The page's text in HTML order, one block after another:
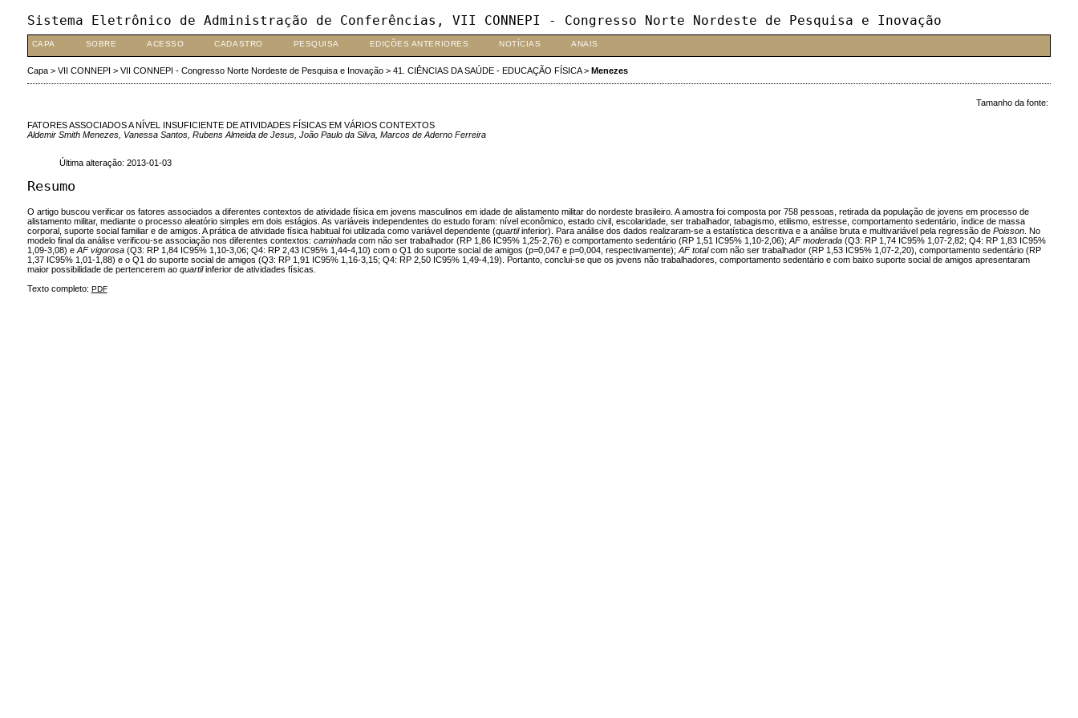
Sistema Eletrônico de Administração de Conferências, VII CONNEPI - Congresso Norte Nordeste de Pesquisa e Inovação
CAPA SOBRE ACESSO CADASTRO PESQUISA EDIÇÕES ANTERIORES NOTÍCIAS ANAIS
Capa> VII CONNEPI > VII CONNEPI - Congresso Norte Nordeste de Pesquisa e Inovação> 41. CIÊNCIAS DA SAÚDE - EDUCAÇÃO FÍSICA> Menezes
Tamanho da fonte:
FATORES ASSOCIADOS A NÍVEL INSUFICIENTE DE ATIVIDADES FÍSICAS EM VÁRIOS CONTEXTOS
Aldemir Smith Menezes, Vanessa Santos, Rubens Almeida de Jesus, João Paulo da Silva, Marcos de Aderno Ferreira
Última alteração: 2013-01-03
Resumo
O artigo buscou verificar os fatores associados a diferentes contextos de atividade física em jovens masculinos em idade de alistamento militar do nordeste brasileiro. A amostra foi composta por 758 pessoas, retirada da população de jovens em processo de
alistamento militar, mediante o processo aleatório simples em dois estágios. As variáveis independentes do estudo foram: nível econômico, estado civil, escolaridade, ser trabalhador, tabagismo, etilismo, estresse, comportamento sedentário, índice de massa
corporal, suporte social familiar e de amigos. A prática de atividade física habitual foi utilizada como variável dependente (quartilinferior). Para análise dos dados realizaram-se a estatística descritiva e a análise bruta e multivariável pela regressão de Poisson. No
modelo final da análise verificou-se associação nos diferentes contextos: caminhadacom não ser trabalhador (RP 1,86 IC95% 1,25-2,76) e comportamento sedentário (RP 1,51 IC95% 1,10-2,06); AF moderada(Q3: RP 1,74 IC95% 1,07-2,82; Q4: RP 1,83 IC95%
1,09-3,08) e AF vigorosa(Q3: RP 1,84 IC95% 1,10-3,06; Q4: RP 2,43 IC95% 1,44-4,10) com o Q1 do suporte social de amigos (p=0,047 e p=0,004, respectivamente); AF totalcom não ser trabalhador (RP 1,53 IC95% 1,07-2,20), comportamento sedentário (RP
1,37 IC95% 1,01-1,88) e o Q1 do suporte social de amigos (Q3: RP 1,91 IC95% 1,16-3,15; Q4: RP 2,50 IC95% 1,49-4,19). Portanto, conclui-se que os jovens não trabalhadores, comportamento sedentário e com baixo suporte social de amigos apresentaram
maior possibilidade de pertencerem ao quartilinferior de atividades físicas.
Texto completo: PDF